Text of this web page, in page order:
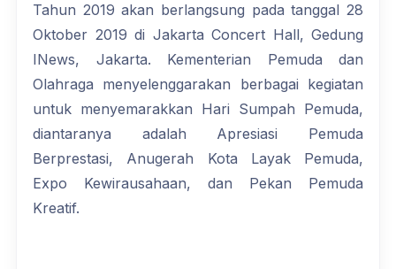
Tahun 2019 akan berlangsung pada tanggal 28
Oktober 2019 di Jakarta Concert Hall, Gedung
INews, Jakarta. Kementerian Pemuda dan
Olahraga menyelenggarakan berbagai kegiatan
untuk menyemarakkan Hari Sumpah Pemuda,
diantaranya adalah Apresiasi Pemuda
Berprestasi, Anugerah Kota Layak Pemuda,
Expo Kewirausahaan, dan Pekan Pemuda
Kreatif.